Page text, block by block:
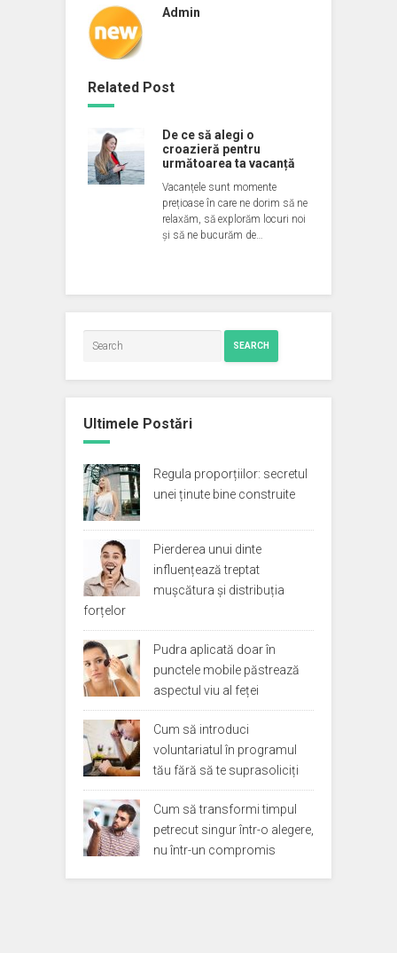
Admin
Related Post
De ce să alegi o
croazieră pentru
următoarea ta vacanță
Vacanțele sunt momente
prețioase în care ne dorim să ne
relaxăm, să explorăm locuri noi
și să ne bucurăm de…
SEARCH
Ultimele Postări
Regula proporțiilor: secretul
unei ținute bine construite
Pierderea unui dinte
influențează treptat
mușcătura și distribuția
forțelor
Pudra aplicată doar în
punctele mobile păstrează
aspectul viu al feței
Cum să introduci
voluntariatul în programul
tău fără să te suprasoliciți
Cum să transformi timpul
petrecut singur într-o alegere,
nu într-un compromis